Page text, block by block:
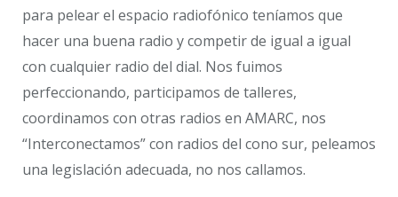
para pelear el espacio radiofónico teníamos que
hacer una buena radio y competir de igual a igual
con cualquier radio del dial. Nos fuimos
perfeccionando, participamos de talleres,
coordinamos con otras radios en AMARC, nos
“Interconectamos” con radios del cono sur, peleamos
una legislación adecuada, no nos callamos.